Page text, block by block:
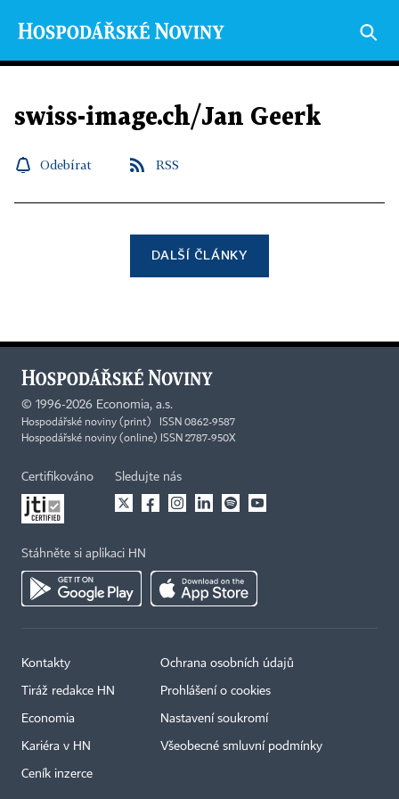
swiss-image.ch/Jan Geerk
Odebírat RSS
DALŠÍ ČLÁNKY
© 1996-2026 Economia, a.s.
Hospodářské noviny (print) ISSN 0862-9587
Hospodářské noviny (online) ISSN 2787-950X
Certifikováno Sledujte nás
Stáhněte si aplikaci HN
Kontakty
Tiráž redakce HN
Economia
Kariéra v HN
Ceník inzerce
Ochrana osobních údajů
Prohlášení o cookies
Nastavení soukromí
Všeobecné smluvní podmínky